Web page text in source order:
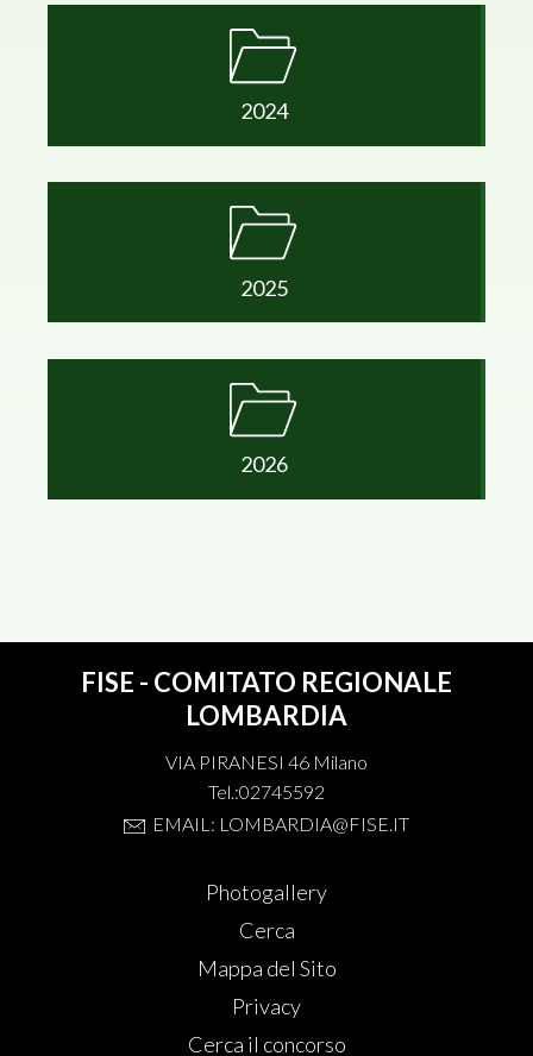
2024
2025
2026
FISE - COMITATO REGIONALE
LOMBARDIA
VIA PIRANESI 46 Milano
Tel.:02745592
EMAIL: LOMBARDIA@FISE.IT
Photogallery
Cerca
Mappa del Sito
Privacy
Cerca il concorso